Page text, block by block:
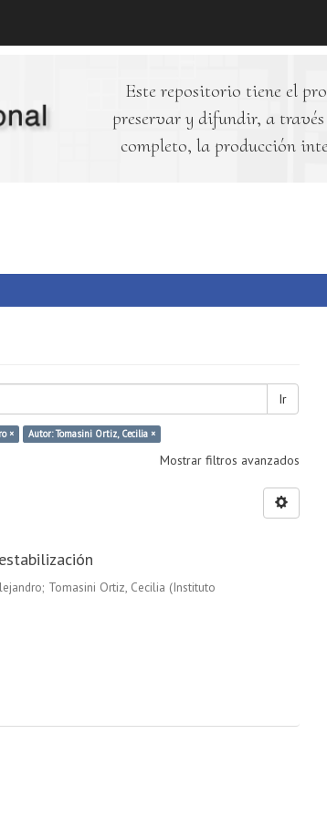
Este repositorio tiene el
preservar y difundir, a
completo, la producción
Ir
× Autor: Tomasini Ortiz, Cecilia ×
Mostrar filtros avanzados
; Tomasini Ortiz, Cecilia (Instituto